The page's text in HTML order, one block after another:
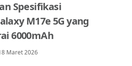
Spesifikasi
M17e 5G yang
6000mAh
Maret 2026